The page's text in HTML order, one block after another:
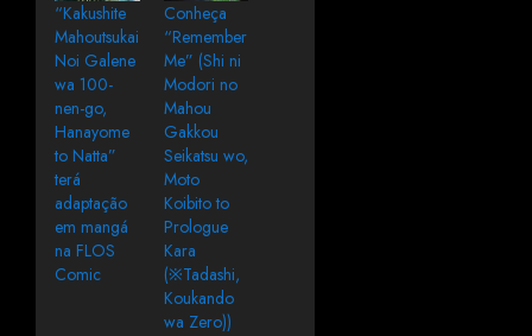
“Kakushite
Mahoutsukai
Noi Galene
wa 100-
nen-go,
Hanayome
to Natta”
terá
adaptação
em mangá
na FLOS
Comic
Conheça
“Remember
Me” (Shi ni
Modori no
Mahou
Gakkou
Seikatsu wo,
Moto
Koibito to
Prologue
Kara
(※Tadashi,
Koukando
wa Zero))